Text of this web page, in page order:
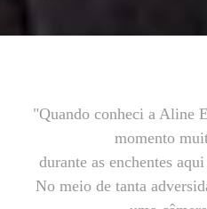
"Quando conheci a Aline
momento
durante as enchentes
No meio de tanta